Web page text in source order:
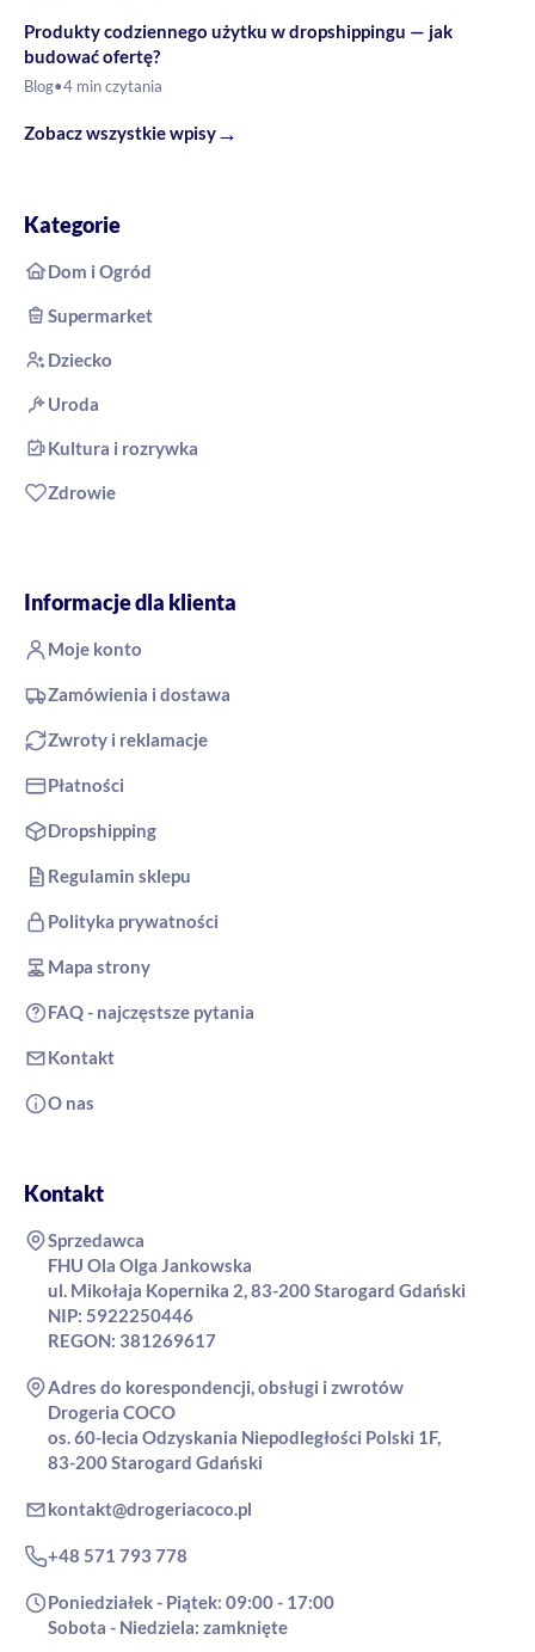
Produkty codziennego użytku w dropshippingu — jak
budować ofertę?
Blog•4 min czytania
Zobacz wszystkie wpisy→
Kategorie
Dom i Ogród
Supermarket
Dziecko
Uroda
Kultura i rozrywka
Zdrowie
Informacje dla klienta
Moje konto
Zamówienia i dostawa
Zwroty i reklamacje
Płatności
Dropshipping
Regulamin sklepu
Polityka prywatności
Mapa strony
FAQ - najczęstsze pytania
Kontakt
O nas
Kontakt
Sprzedawca
FHU Ola Olga Jankowska
ul. Mikołaja Kopernika 2, 83-200 Starogard Gdański
NIP: 5922250446
REGON: 381269617
Adres do korespondencji, obsługi i zwrotów
Drogeria COCO
os. 60-lecia Odzyskania Niepodległości Polski 1F,
83-200 Starogard Gdański
kontakt@drogeriacoco.pl
+48 571 793 778
Poniedziałek - Piątek: 09:00 - 17:00
Sobota - Niedziela: zamknięte